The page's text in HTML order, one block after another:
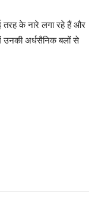
तरह के नारे लगा रहे हैं और
अर्धसैनिक बलों से